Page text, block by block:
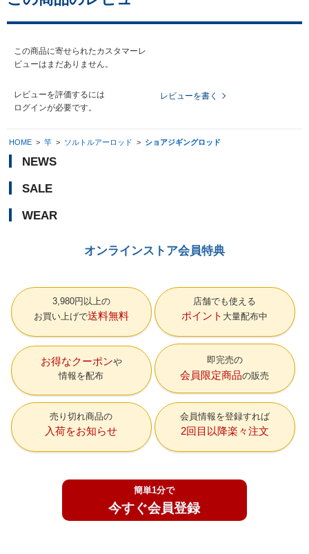
この商品に寄せられたカスタマーレ
ビューはまだありません。
レビューを評価するには
ログインが必要です。
レビューを書く
HOME > 竿 > ソルトルアーロッド > ショアジギングロッド
NEWS
SALE
WEAR
オンラインストア会員特典
3,980円以上の
お買い上げで送料無料
店舗でも使える
ポイント 大量配布中
お得なクーポン
情報を配布
即完売の
会員限定商品の販売
売り切れ商品の
入荷をお知らせ
会員情報を登録すれば
2回目以降楽々注文
簡単1分で
今すぐ会員登録